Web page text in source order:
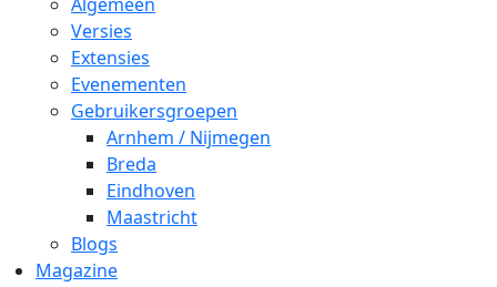
Versies
Extensies
Evenementen
Gebruikersgroepen
Arnhem / Nijmegen
Breda
Eindhoven
Maastricht
Blogs
Magazine